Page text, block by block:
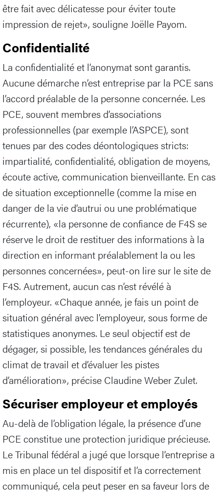
être fait avec délicatesse pour éviter toute
impression de rejet», souligne Joëlle Payom.
Confidentialité
La confidentialité et l’anonymat sont garantis.
Aucune démarche n’est entreprise par la PCE sans
l’accord préalable de la personne concernée. Les
PCE, souvent membres d’associations
professionnelles (par exemple l’ASPCE), sont
tenues par des codes déontologiques stricts:
impartialité, confidentialité, obligation de moyens,
écoute active, communication bienveillante. En cas
de situation exceptionnelle (comme la mise en
danger de la vie d’autrui ou une problématique
récurrente), «la personne de confiance de F4S se
réserve le droit de restituer des informations à la
direction en informant préalablement la ou les
personnes concernées», peut-on lire sur le site de
F4S. Autrement, aucun cas n’est révélé à
l’employeur. «Chaque année, je fais un point de
situation général avec l’employeur, sous forme de
statistiques anonymes. Le seul objectif est de
dégager, si possible, les tendances générales du
climat de travail et d’évaluer les pistes
d’amélioration», précise Claudine Weber Zulet.
Sécuriser employeur et employés
Au-delà de l’obligation légale, la présence d’une
PCE constitue une protection juridique précieuse.
Le Tribunal fédéral a jugé que lorsque l’entreprise a
mis en place un tel dispositif et l’a correctement
communiqué, cela peut peser en sa faveur lors de